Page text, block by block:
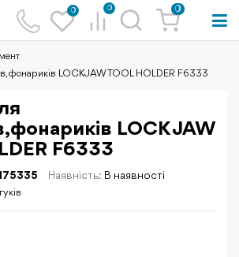
0 0 0
LOCK JAW TOOL HOLDER F6333
LOCK JAW
F6333
Наявність: В наявності